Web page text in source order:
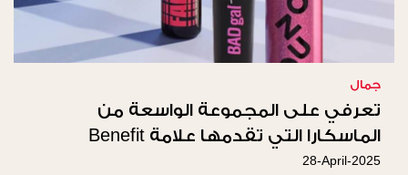
جمال
تعرفي على المجموعة الواسعة من
الماسكارا التي تقدمها علامة Benefit
28-April-2025